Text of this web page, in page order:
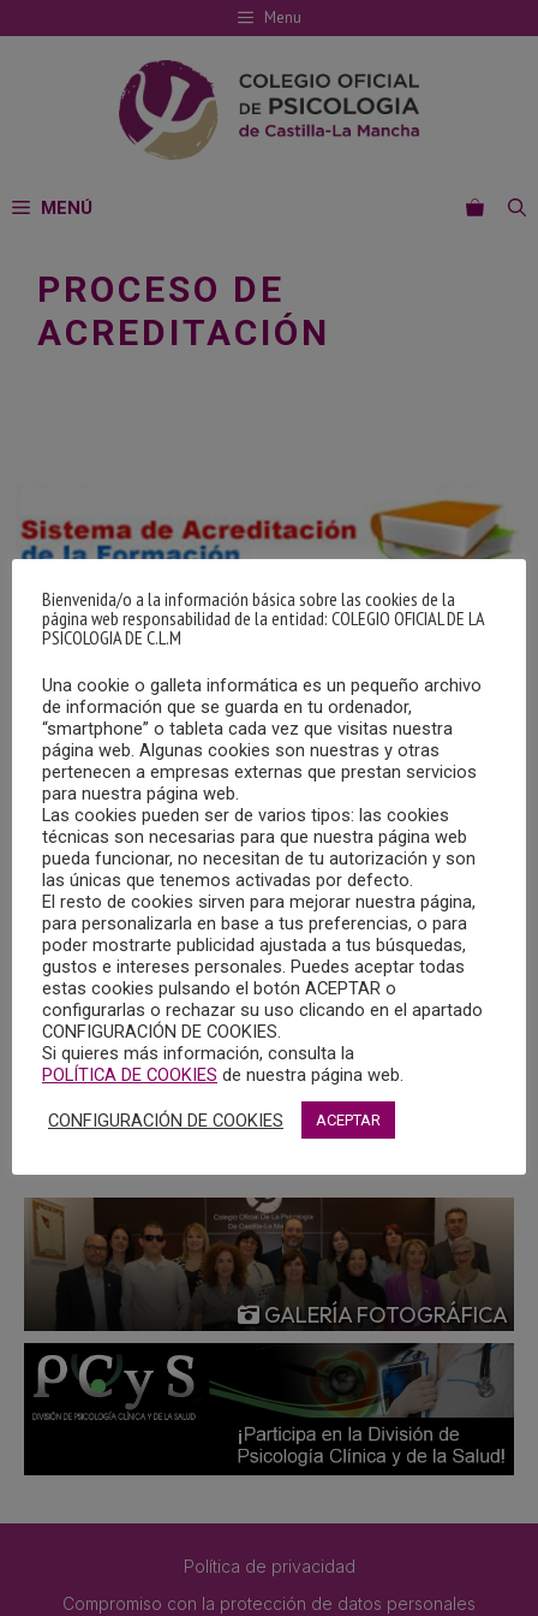
al
Menu
MENÚ
PROCESO DE
ACREDITACIÓN
CURSO “PROCESO DE ACREDITACIÓN DE
FORMACIÓN CONTINUADA DE LAS
PROFESIONES SANITARIAS”
29/10/2025
La unidad de Formación Continuada del Instituto de
Ciencias de la Salud de Castilla-La Mancha, va a realizar la
4ª edición del curso “Proceso de acreditación de
formación continuada de las profesiones sanitarias”,
realizado por la Secretaría Técnica de la Unidad de
Acreditación.
MÁS
GALERÍA FOTOGRÁFICA
Política de privacidad
Compromiso con la protección de datos personales
Bienvenida/o a la información básica sobre las cookies de la
página web responsabilidad de la entidad: COLEGIO OFICIAL DE LA
PSICOLOGIA DE C.L.M
Una cookie o galleta informática es un pequeño archivo
de información que se guarda en tu ordenador,
“smartphone” o tableta cada vez que visitas nuestra
página web. Algunas cookies son nuestras y otras
pertenecen a empresas externas que prestan servicios
para nuestra página web.
Las cookies pueden ser de varios tipos: las cookies
técnicas son necesarias para que nuestra página web
pueda funcionar, no necesitan de tu autorización y son
las únicas que tenemos activadas por defecto.
El resto de cookies sirven para mejorar nuestra página,
para personalizarla en base a tus preferencias, o para
poder mostrarte publicidad ajustada a tus búsquedas,
gustos e intereses personales. Puedes aceptar todas
estas cookies pulsando el botón ACEPTAR o
configurarlas o rechazar su uso clicando en el apartado
CONFIGURACIÓN DE COOKIES.
Si quieres más información, consulta la
POLÍTICA DE COOKIES de nuestra página web.
CONFIGURACIÓN DE COOKIES ACEPTAR